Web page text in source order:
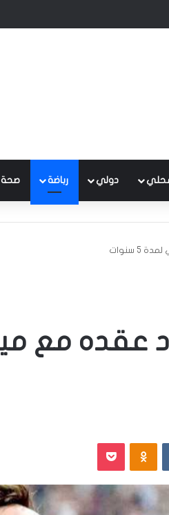
متكامل لتطوير إدارة النفايات بالتعاون
دولي رباضة
سنوات
عقده مع
‏VKontakte